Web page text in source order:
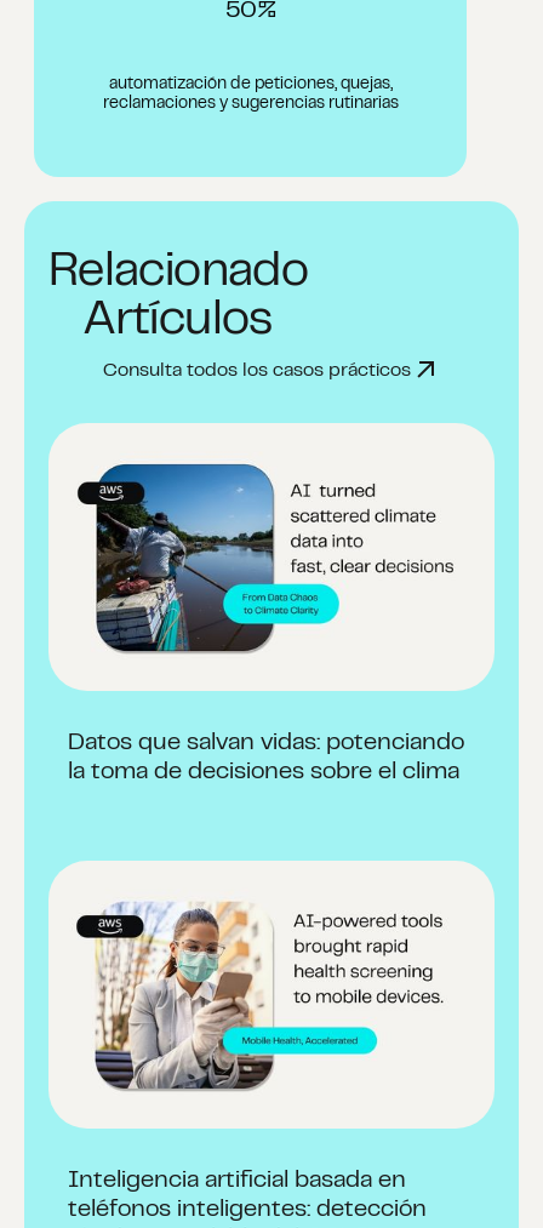
50%
automatización de peticiones, quejas,
reclamaciones y sugerencias rutinarias
Relacionado
Artículos
Consulta todos los casos prácticos
Datos que salvan vidas: potenciando
la toma de decisiones sobre el clima
Inteligencia artificial basada en
teléfonos inteligentes: detección